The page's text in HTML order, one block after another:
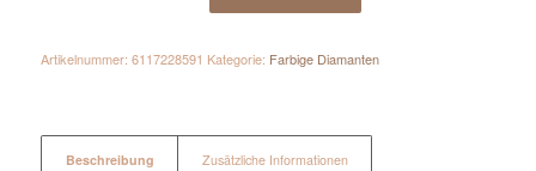
Artikelnummer: 6117228591 Kategorie: Farbige Diamanten
Beschreibung Zusätzliche Informationen